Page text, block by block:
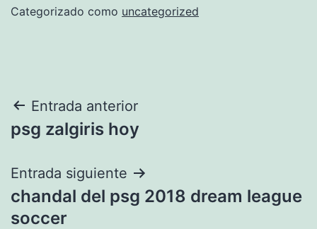
Categorizado como uncategorized
Navegación
de
entradas
Entrada anterior
psg zalgiris hoy
Entrada siguiente
chandal del psg 2018 dream league
soccer